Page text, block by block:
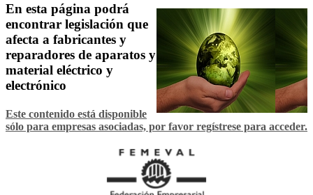
En esta página podrá
encontrar legislación que
afecta a fabricantes y
reparadores de aparatos y
material eléctrico y
electrónico
Este contenido está disponible
sólo para empresas asociadas, por favor regístrese para acceder.